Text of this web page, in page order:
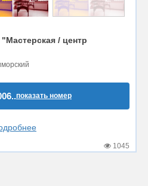
/ центр
показать номер
1045